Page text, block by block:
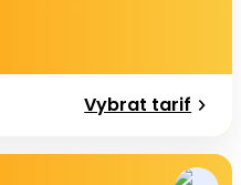
Vybrat tarif